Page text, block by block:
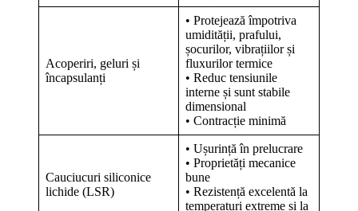
Acoperiri, geluri și
încapsulanți
• Protejează împotriva
umidității, prafului,
șocurilor, vibrațiilor și
fluxurilor termice
• Reduc tensiunile
interne și sunt stabile
dimensional
• Contracție minimă
Cauciucuri siliconice
lichide (LSR)
• Ușurință în prelucrare
• Proprietăți mecanice
bune
• Rezistență excelentă la
temperaturi extreme și la